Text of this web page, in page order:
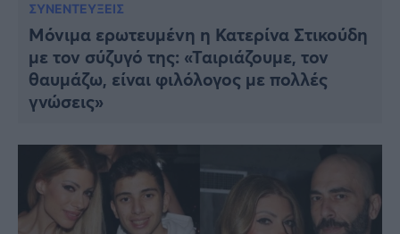
ΣΥΝΕΝΤΕΥΞΕΙΣ
Μόνιμα ερωτευμένη η Κατερίνα Στικούδη
με τον σύζυγό της: «Ταιριάζουμε, τον
θαυμάζω, είναι φιλόλογος με πολλές
γνώσεις»